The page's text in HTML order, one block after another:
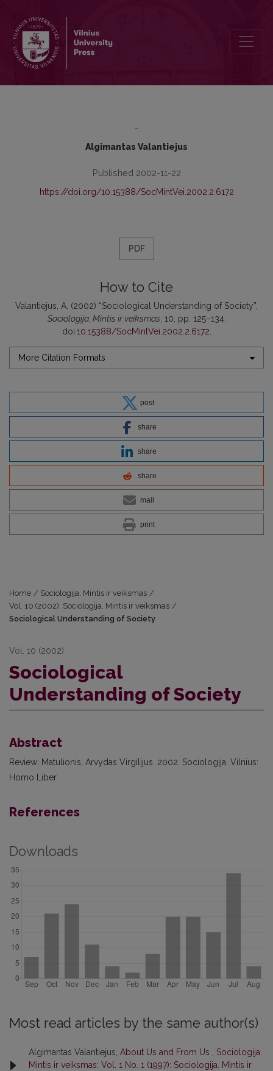
-
Algimantas Valantiejus
Published 2002-11-22
https://doi.org/10.15388/SocMintVei.2002.2.6172
PDF
How to Cite
Valantiejus, A. (2002) “Sociological Understanding of Society”,
Sociologija. Mintis ir veiksmas , 10, pp. 125–134.
doi:10.15388/SocMintVei.2002.2.6172
More Citation Formats
post
share
share
share
mail
print
Home / Sociologija. Mintis ir veiksmas /
Vol. 10 (2002): Sociologija. Mintis ir veiksmas /
Sociological Understanding of Society
Vol. 10 (2002)
Sociological
Understanding of Society
Abstract
Review: Matulionis, Arvydas Virgilijus. 2002. Sociologija. Vilnius:
Homo Liber.
References
Downloads
Most read articles by the same author(s)
Algimantas Valantiejus, About Us and From Us
Sociologija.
Mintis ir veiksmas: Vol. 1 No. 1 (1997): Sociologija. Mintis ir